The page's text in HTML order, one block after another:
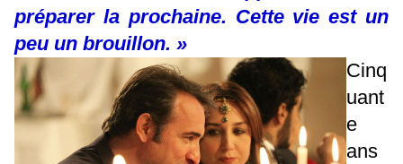
préparer la prochaine. Cette vie est un
peu un brouillon. »
Cinq
uant
e
ans